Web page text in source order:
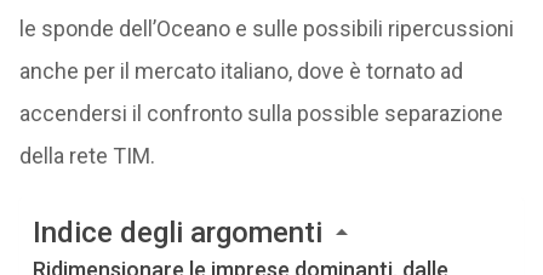
le sponde dell’Oceano e sulle possibili ripercussioni
anche per il mercato italiano, dove è tornato ad
accendersi il confronto sulla possible separazione
della rete TIM.
Indice degli argomenti
Ridimensionare le imprese dominanti, dalle